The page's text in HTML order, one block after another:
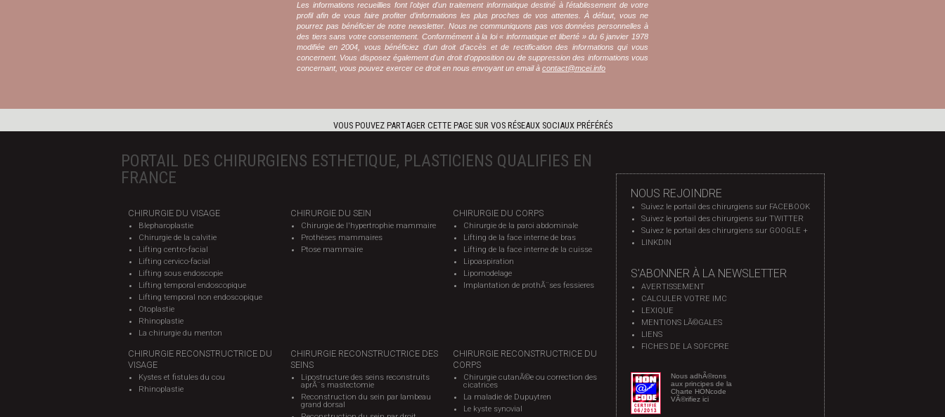
Les informations recueillies font l'objet d'un traitement informatique destiné à l'établissement de votre
profil afin de vous faire profiter d’informations les plus proches de vos attentes. À défaut, vous ne
pourrez pas bénéficier de notre newsletter. Nous ne communiquons pas vos données personnelles à
des tiers sans votre consentement. Conformément à la loi « informatique et liberté » du 6 janvier 1978
modifiée en 2004, vous bénéficiez d'un droit d'accès et de rectification des informations qui vous
concernent. Vous disposez également d'un droit d'opposition ou de suppression des informations vous
concernant, vous pouvez exercer ce droit en nous envoyant un email à contact@mcei.info
VOUS POUVEZ PARTAGER CETTE PAGE SUR VOS RÉSEAUX SOCIAUX PRÉFÉRÉS
PORTAIL DES CHIRURGIENS ESTHETIQUE, PLASTICIENS QUALIFIES EN
FRANCE
CHIRURGIE DU VISAGE
Blepharoplastie
Chirurgie de la calvitie
Lifting centro-facial
Lifting cervico-facial
Lifting sous endoscopie
Lifting temporal endoscopique
Lifting temporal non endoscopique
Otoplastie
Rhinoplastie
La chirurgie du menton
CHIRURGIE DU SEIN
Chirurgie de l'hypertrophie mammaire
Prothèses mammaires
Ptose mammaire
CHIRURGIE DU CORPS
Chirurgie de la paroi abdominale
Lifting de la face interne de bras
Lifting de la face interne de la cuisse
Lipoaspiration
Lipomodelage
Implantation de prothÃ¨ses fessieres
CHIRURGIE RECONSTRUCTRICE DU
VISAGE
Kystes et fistules du cou
Rhinoplastie
CHIRURGIE RECONSTRUCTRICE DES
SEINS
Lipostructure des seins reconstruits
aprÃ¨s mastectomie
Reconstruction du sein par lambeau
grand dorsal
CHIRURGIE RECONSTRUCTRICE DU
CORPS
Chirurgie cutanÃ©e ou correction des
cicatrices
La maladie de Dupuytren
Le kyste synovial
NOUS REJOINDRE
Suivez le portail des chirurgiens sur FACEBOOK
Suivez le portail des chirurgiens sur TWITTER
Suivez le portail des chirurgiens sur GOOGLE +
LINKDIN
S'ABONNER À LA NEWSLETTER
AVERTISSEMENT
CALCULER VOTRE IMC
LEXIQUE
MENTIONS LÃ©GALES
LIENS
FICHES DE LA SOFCPRE
Nous adhÃ©rons
aux principes de la
Charte HONcode
VÃ©rifiez ici